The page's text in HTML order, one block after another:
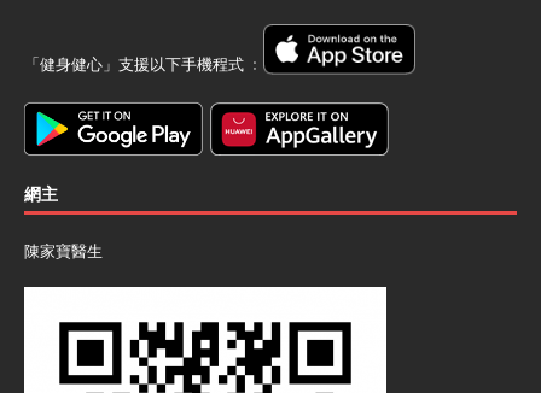
「健身健心」支援以下手機程式 ﹕
網主
陳家寶醫生